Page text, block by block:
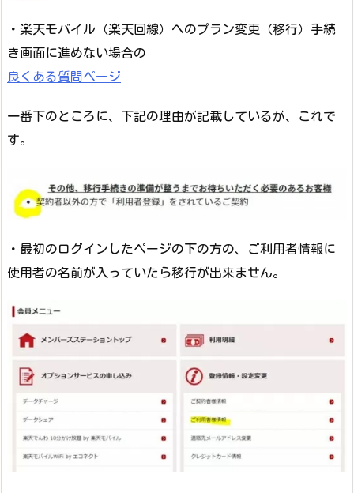
・楽天モバイル（楽天回線）へのプラン変更（移行）手続
き画面に進めない場合の
良くある質問ページ
一番下のところに、下記の理由が記載しているが、これで
す。
・最初のログインしたページの下の方の、ご利用者情報に
使用者の名前が入っていたら移行が出来ません。